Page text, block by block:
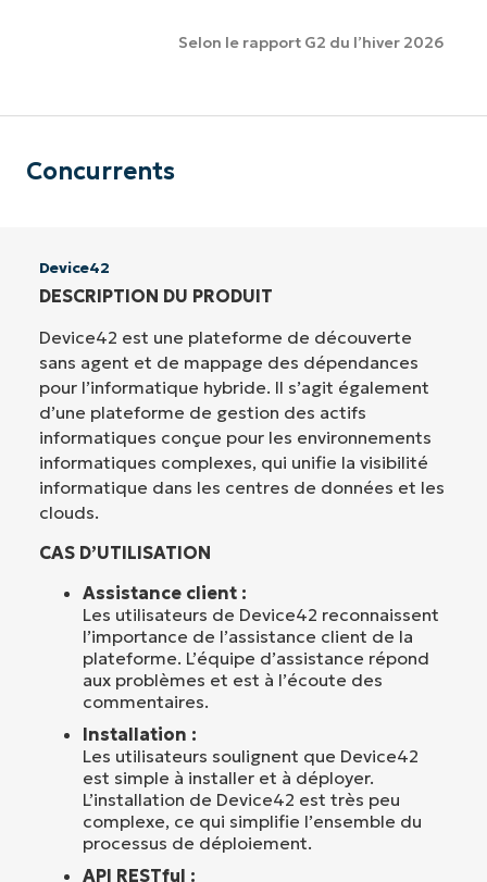
Selon le rapport G2 du l’hiver 2026
Concurrents
Device42
DESCRIPTION DU PRODUIT
Device42 est une plateforme de découverte
sans agent et de mappage des dépendances
pour l’informatique hybride. Il s’agit également
d’une plateforme de gestion des actifs
informatiques conçue pour les environnements
informatiques complexes, qui unifie la visibilité
informatique dans les centres de données et les
clouds.
CAS D’UTILISATION
Assistance client :
Les utilisateurs de Device42 reconnaissent
l’importance de l’assistance client de la
plateforme. L’équipe d’assistance répond
aux problèmes et est à l’écoute des
commentaires.
Installation :
Les utilisateurs soulignent que Device42
est simple à installer et à déployer.
L’installation de Device42 est très peu
complexe, ce qui simplifie l’ensemble du
processus de déploiement.
API RESTful :